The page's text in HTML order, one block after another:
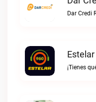
Dar Credi
¡Tienes